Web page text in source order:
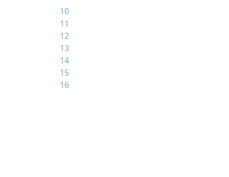
10
11
12
13
14
15
16